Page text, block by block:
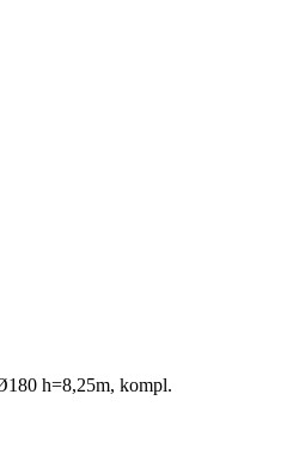
h=8,25m, kompl.